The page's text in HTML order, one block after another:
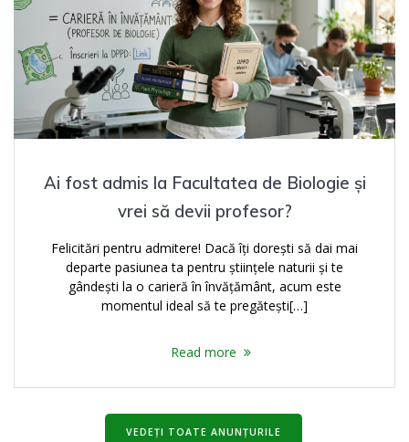
Ai fost admis la Facultatea de Biologie și
vrei să devii profesor?
Felicitări pentru admitere! Dacă îți dorești să dai mai
departe pasiunea ta pentru științele naturii și te
gândești la o carieră în învățământ, acum este
momentul ideal să te pregătești[…]
Read more
VEDEȚI TOATE ANUNȚURILE